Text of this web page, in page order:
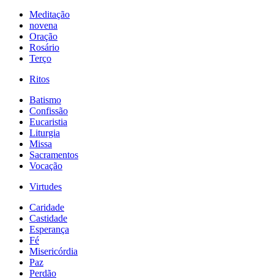
Meditação
novena
Oração
Rosário
Terço
Ritos
Batismo
Confissão
Eucaristia
Liturgia
Missa
Sacramentos
Vocação
Virtudes
Caridade
Castidade
Esperança
Fé
Misericórdia
Paz
Perdão